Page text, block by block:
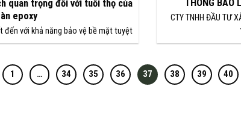
quan trọng đối với tuổi thọ của
epoxy
đến với khả năng bảo vệ bề mặt tuyệt
THÔNG BÁO
CTY TNHH ĐẦU TƯ
1 … 34 35 36 37 38 39 40